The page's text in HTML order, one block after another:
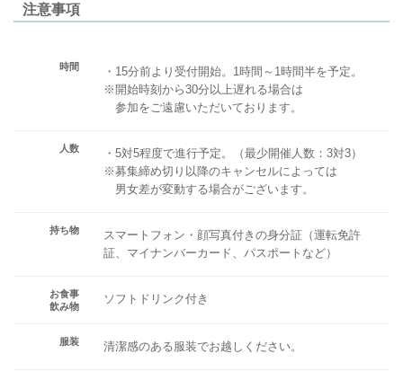
注意事項
時間
・15分前より受付開始。1時間～1時間半を予定。
※開始時刻から30分以上遅れる場合は
参加をご遠慮いただいております。
人数
・5対5程度で進行予定。（最少開催人数：3対3）
※募集締め切り以降のキャンセルによっては
男女差が変動する場合がございます。
持ち物
スマートフォン・顔写真付きの身分証（運転免許
証、マイナンバーカード、パスポートなど）
お食事
飲み物
ソフトドリンク付き
服装 清潔感のある服装でお越しください。